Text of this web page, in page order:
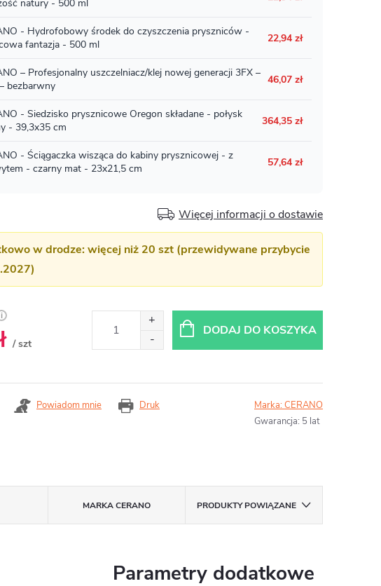
Więcej informacji o dostawie
w drodze: więcej niż 20 szt (przewidywane przybycie
/ szt
DODAJ DO KOSZYKA
Druk
Powiadom mnie Marka:CERANO
Gwarancja: 5 lat
MARKACERANO PRODUKTY POWIĄZANE
Parametry dodatkowe